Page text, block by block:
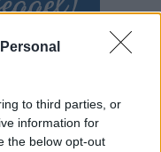
to third parties, or
information for
the below opt-out